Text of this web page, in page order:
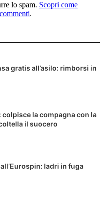
lo spam. Scopri come
.
gratis all’asilo: rimborsi in
colpisce la compagna con la
il suocero
ladri in fuga